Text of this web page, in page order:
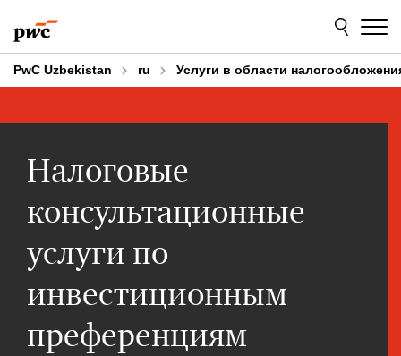
to
content
to
footer
PwC Uzbekistan ru Услуги в области
Налоговые
консультационные
услуги по
инвестиционным
преференциям